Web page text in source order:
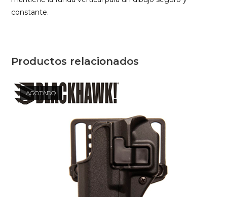
constante.
Productos relacionados
AGOTADO